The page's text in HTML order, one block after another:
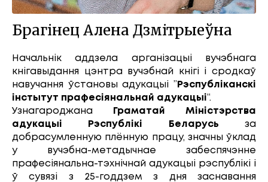
Брагінец Алена Дзмітрыеўна
Начальнік аддзела арганізацыі вучэбнага
кнігавыдання цэнтра вучэбнай кнігі і сродкаў
навучання ўстановы адукацыі ” Рэспубліканскі
інстытут прафесіянальнай адукацыі“.
Узнагароджана
Граматай Міністэрства
адукацыі Рэспублікі Беларусь за
добрасумленную плённую працу, значны ўклад
у вучэбна-метадычнае забеспячэнне
прафесіянальна-тэхнічнай адукацыі рэспублікі і
ў сувязі з 25-годдзем з дня заснавання